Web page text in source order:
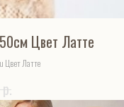
Цвет Латте
Цвет Латте
р.